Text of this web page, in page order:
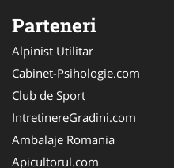
Parteneri
Alpinist Utilitar
Cabinet-Psihologie.com
Club de Sport
IntretinereGradini.com
Ambalaje Romania
Apicultorul.com